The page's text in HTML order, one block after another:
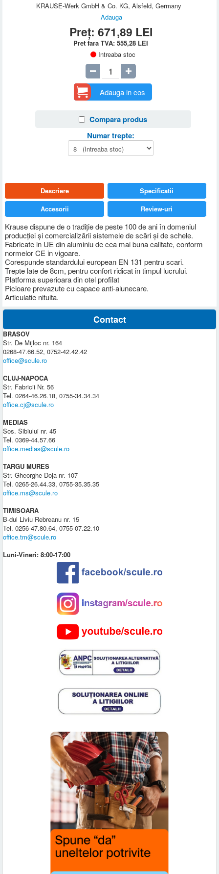
KRAUSE-Werk GmbH & Co. KG, Alsfeld, Germany
Adauga
Preț: 671,89 LEI
Pret fara TVA:555,28 LEI
Intreaba stoc
Adauga in cos
Compara produs
Numar trepte:
Descriere
Krause dispune de o tradiţie de peste 100 de ani în domeniul
producţiei şi comercializării sistemele de scări şi de schele.
Fabricate in UE din aluminiu de cea mai buna calitate, conform
normelor CE in vigoare.
Corespunde standardului european EN 131 pentru scari.
Trepte late de 8cm, pentru confort ridicat in timpul lucrului.
Platforma superioara din otel profilat
Picioare prevazute cu capace anti-alunecare.
Articulatie nituita.
Specificatii
Accesorii
Review-uri
Contact
BRASOV
Str. De Mijloc nr. 164
0268-47.66.52, 0752-42.42.42
office@scule.ro
CLUJ-NAPOCA
Str. Fabricii Nr. 56
Tel. 0264-46.26.18, 0755-34.34.34
office.cj@scule.ro
MEDIAS
Sos. Sibiului nr. 45
Tel. 0369-44.57.66
office.medias@scule.ro
TARGU MURES
Str. Gheorghe Doja nr. 107
Tel. 0265-26.44.33, 0755-35.35.35
office.ms@scule.ro
TIMISOARA
B-dul Liviu Rebreanu nr. 15
Tel. 0256-47.80.64, 0755-07.22.10
office.tm@scule.ro
Luni-Vineri: 8:00-17:00